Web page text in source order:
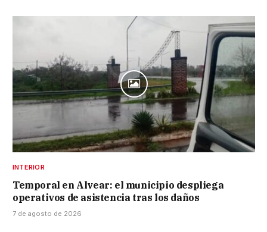
INTERIOR
Temporal en Alvear: el municipio despliega
operativos de asistencia tras los daños
7 de agosto de 2026